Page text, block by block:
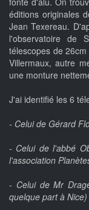
éditions originales
Jean Texereau.
l'observatoire de
télescopes de
Villermaux, autre
une monture
J'ai identifié les 6
- Celui de Gérard
- Celui de l'abbé
l'association
- Celui de Mr
quelque part à Nice)